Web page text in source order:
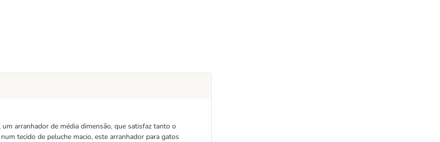
arranhador de média dimensão, que satisfaz tanto o
tecido de peluche macio, este arranhador para gatos